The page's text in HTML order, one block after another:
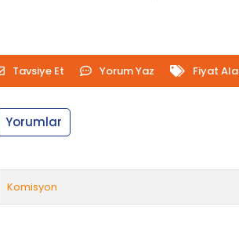
Tavsiye Et Yorum Yaz Fiyat
Yorumlar
Komisyon